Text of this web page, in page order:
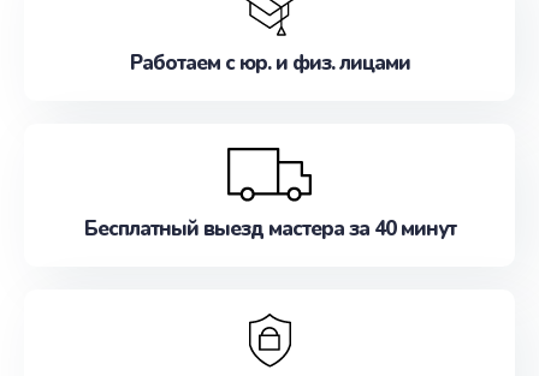
Работаем с юр. и физ. лицами
Бесплатный выезд мастера за 40 минут